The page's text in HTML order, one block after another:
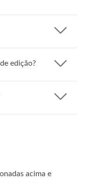
edição?
acima e